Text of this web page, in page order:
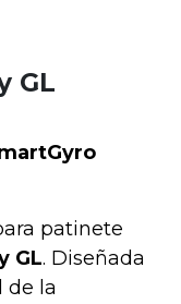
GL
patinete
GL. Diseñada
de la